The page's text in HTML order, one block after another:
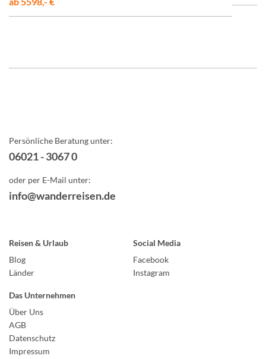
Persönliche Beratung unter:
06021 - 3067 0
oder per E-Mail unter:
info@wanderreisen.de
Reisen & Urlaub
Blog
Länder
Social Media
Facebook
Instagram
Das Unternehmen
Über Uns
AGB
Datenschutz
Impressum